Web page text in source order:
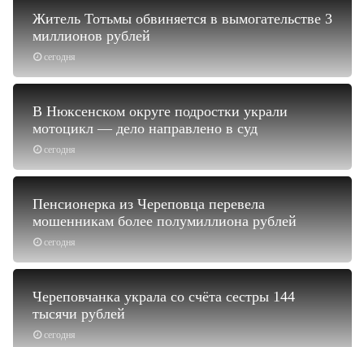
сегодня
Житель Тотьмы обвиняется в вымогательстве 3
миллионов рублей
сегодня
В Нюксенском округе подростки украли
мотоцикл — дело направлено в суд
сегодня
Пенсионерка из Череповца перевела
мошенникам более полумиллиона рублей
сегодня
Череповчанка украла со счёта сестры 144
тысячи рублей